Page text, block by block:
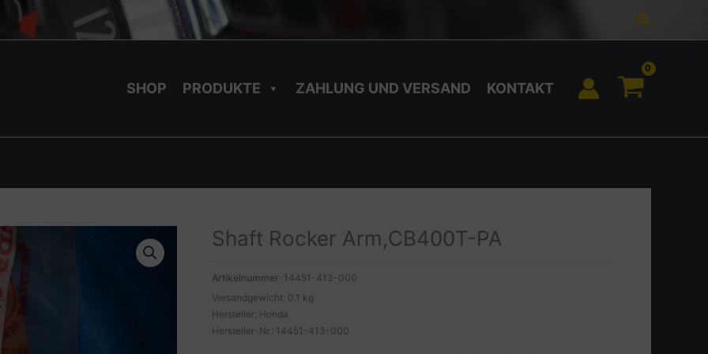
Suchen
SHOP PRODUKTE ZAHLUNG UND VERSAND KONTAKT
Shaft Rocker Arm,CB400T-PA
Artikelnummer: 14451-413-000
Versandgewicht: 0.1 kg
Hersteller: Honda
Hersteller-Nr.: 14451-413-000